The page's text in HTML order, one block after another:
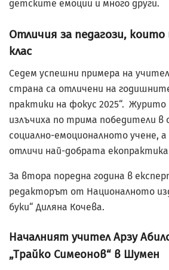
детските емоции и много други.
Отличия за педагози,
клас
Седем успешни примера на
страна са отличени на
практики на фокус 2025“. Журито
излъчиха по трима победители в
социално-емоционалното учене, а
отличи най-добрата
За втора поредна година в
редакторът от Националното
буки“ Диляна Кочева.
Началният учител Арзу
„Трайко Симеонов“ в Шумен